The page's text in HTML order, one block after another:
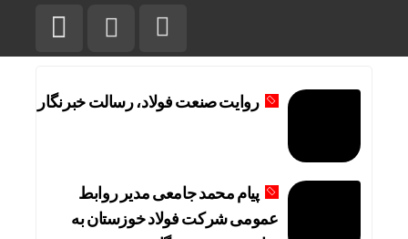
روایت صنعت فولاد،‌ رسالت خبرنگار
پیام محمد جامعی مدیر روابط
عمومی شرکت فولاد خوزستان به